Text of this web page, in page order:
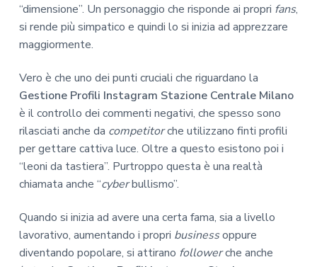
“dimensione”. Un personaggio che risponde ai propri fans,
si rende più simpatico e quindi lo si inizia ad apprezzare
maggiormente.
Vero è che uno dei punti cruciali che riguardano la
Gestione Profili Instagram Stazione Centrale Milano
è il controllo dei commenti negativi, che spesso sono
rilasciati anche da competitorche utilizzano finti profili
per gettare cattiva luce. Oltre a questo esistono poi i
“leoni da tastiera”. Purtroppo questa è una realtà
chiamata anche “cyberbullismo”.
Quando si inizia ad avere una certa fama, sia a livello
lavorativo, aumentando i propri businessoppure
diventando popolare, si attirano followerche anche